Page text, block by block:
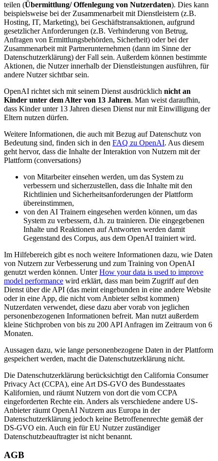
teilen (Übermittlung/ Offenlegung von Nutzerdaten). Dies kann
beispielsweise bei der Zusammenarbeit mit Dienstleistern (z.B.
Hosting, IT, Marketing), bei Geschäftstransaktionen, aufgrund
gesetzlicher Anforderungen (z.B. Verhinderung von Betrug,
Anfragen von Ermittlungsbehörden, Sicherheit) oder bei der
Zusammenarbeit mit Partnerunternehmen (dann im Sinne der
Datenschutzerklärung) der Fall sein. Außerdem können bestimmte
Aktionen, die Nutzer innerhalb der Dienstleistungen ausführen, für
andere Nutzer sichtbar sein.
OpenAI richtet sich mit seinem Dienst ausdrücklich nicht an
Kinder unter dem Alter von 13 Jahren. Man weist daraufhin,
dass Kinder unter 13 Jahren diesen Dienst nur mit Einwilligung der
Eltern nutzen dürfen.
Weitere Informationen, die auch mit Bezug auf Datenschutz von
Bedeutung sind, finden sich in den FAQ zu OpenAI. Aus diesem
geht hervor, dass die Inhalte der Interaktion von Nutzern mit der
Plattform (conversations)
von Mitarbeiter einsehen werden, um das System zu
verbessern und sicherzustellen, dass die Inhalte mit den
Richtlinien und Sicherheitsanforderungen der Plattform
übereinstimmen,
von den AI Trainern eingesehen werden können, um das
System zu verbessern, d.h. zu trainieren. Die eingegebenen
Inhalte und Reaktionen auf Antworten werden damit
Gegenstand des Corpus, aus dem OpenAI trainiert wird.
Im Hilfebereich gibt es noch weitere Informationen dazu, wie Daten
von Nutzern zur Verbesserung und zum Training von OpenAI
genutzt werden können. UnterHow your data is used to improve
model performance wird erklärt, dass man beim Zugriff auf den
Dienst über die API (das meint eingebunden in eine andere Website
oder in eine App, die nicht vom Anbieter selbst kommen)
Nutzerdaten verwendet, diese dazu aber vorab von jeglichen
personenbezogenen Informationen befreit. Man nutzt außerdem
kleine Stichproben von bis zu 200 API Anfragen im Zeitraum von 6
Monaten.
Aussagen dazu, wie lange personenbezogene Daten in der Plattform
gespeichert werden, macht die Datenschutzerklärung nicht.
Die Datenschutzerklärung berücksichtigt den California Consumer
Privacy Act (CCPA), eine Art DS-GVO des Bundesstaates
Kalifornien, und räumt Nutzern von dort die vom CCPA
eingeforderten Rechte ein. Anders als verschiedene andere US-
Anbieter räumt OpenAI Nutzern aus Europa in der
Datenschutzerklärung jedoch keine Betroffenenrechte gemäß der
DS-GVO ein. Auch ein für EU Nutzer zuständiger
Datenschutzbeauftragter ist nicht benannt.
AGB